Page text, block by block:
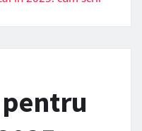
pentru